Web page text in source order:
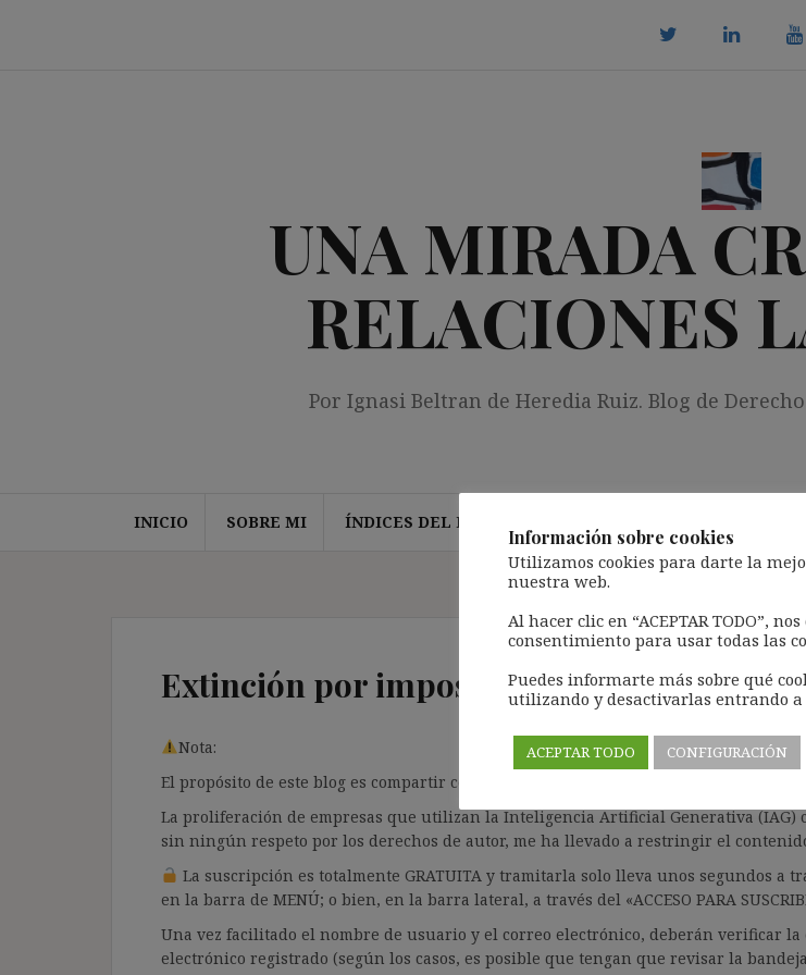
UNA MIRADA
RELACIONES
Por Ignasi Beltran de Heredia Ruiz. Blog de
INICIO SOBRE MI ÍNDICES DEL BLOG
Extinción por imposibilidad objetiva
Nota:
El propósito de este blog es compartir contenido de forma totalmente GRATUITA.
La proliferación de empresas que utilizan la Inteligencia Artificial Generativa
sin ningún respeto por los derechos de autor, me ha llevado a restringir el
La suscripción es totalmente GRATUITA y tramitarla solo lleva unos segundos a
en la barra de MENÚ; o bien, en la barra lateral, a través del «ACCESO PARA
Una vez facilitado el nombre de usuario y el correo electrónico, deberán verificar
electrónico registrado (según los casos, es posible que tengan que revisar la bandeja
Información sobre cookies
Utilizamos cookies para darte la
nuestra web.
Al hacer clic en “ACEPTAR TODO”,
consentimiento para usar todas las
Puedes informarte más sobre qué
utilizando y desactivarlas entrando
ACEPTAR TODO CONFIGURACIÓN